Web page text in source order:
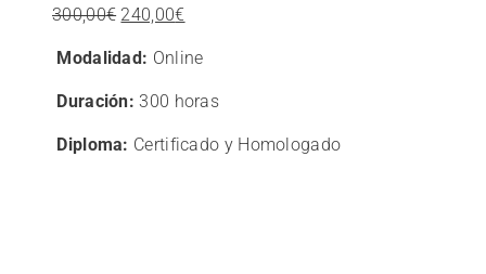
300,00€ El
original
era:
240,00€
actual
Modalidad: Online
Duración: 300 horas
Diploma: Certificado y Homologado